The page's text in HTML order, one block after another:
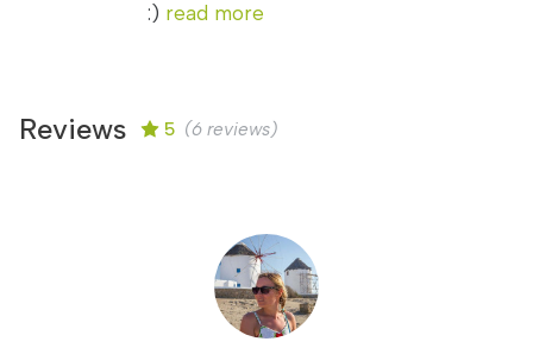
:) read more
Reviews 5 (6 reviews)